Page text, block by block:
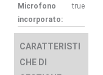
Microfono
incorporato:
true
CARATTERISTI
CHE DI